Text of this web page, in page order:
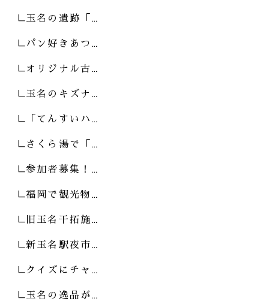
玉名の遺跡「…
パン好きあつ…
オリジナル古…
玉名のキズナ…
「てんすいハ…
さくら湯で「…
参加者募集！…
福岡で観光物…
旧玉名干拓施…
新玉名駅夜市…
クイズにチャ…
玉名の逸品が…